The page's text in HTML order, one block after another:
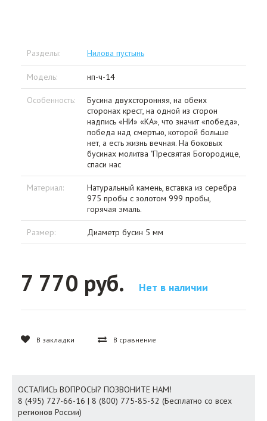
Разделы: Нилова пустынь
Модель: нп-ч-14
Особенность:
Бусина двухсторонняя, на обеих
сторонах крест, на одной из сторон
надпись «НИ» «КА», что значит «победа»,
победа над смертью, которой больше
нет, а есть жизнь вечная. На боковых
бусинах молитва "Пресвятая Богородице,
спаси нас
Материал:
Натуральный камень, вставка из серебра
975 пробы с золотом 999 пробы,
горячая эмаль.
Размер: Диаметр бусин 5 мм
7 770 руб. Нет в наличии
В закладки В сравнение
ОСТАЛИСЬ ВОПРОСЫ? ПОЗВОНИТЕ НАМ!
8 (495) 727-66-16 | 8 (800) 775-85-32 (Бесплатно со всех
регионов России)